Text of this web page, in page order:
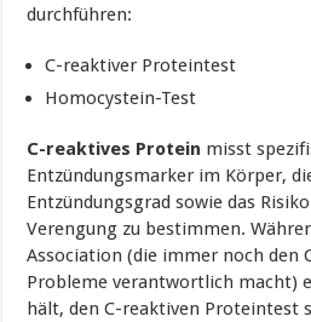
durchführen:
C-reaktiver Proteintest
Homocystein-Test
C-reaktives Protein misst
Entzündungsmarker im Körper,
Entzündungsgrad sowie das
Verengung zu bestimmen.
Association (die immer noch den
Probleme verantwortlich macht)
hält, den C-reaktiven Proteintest